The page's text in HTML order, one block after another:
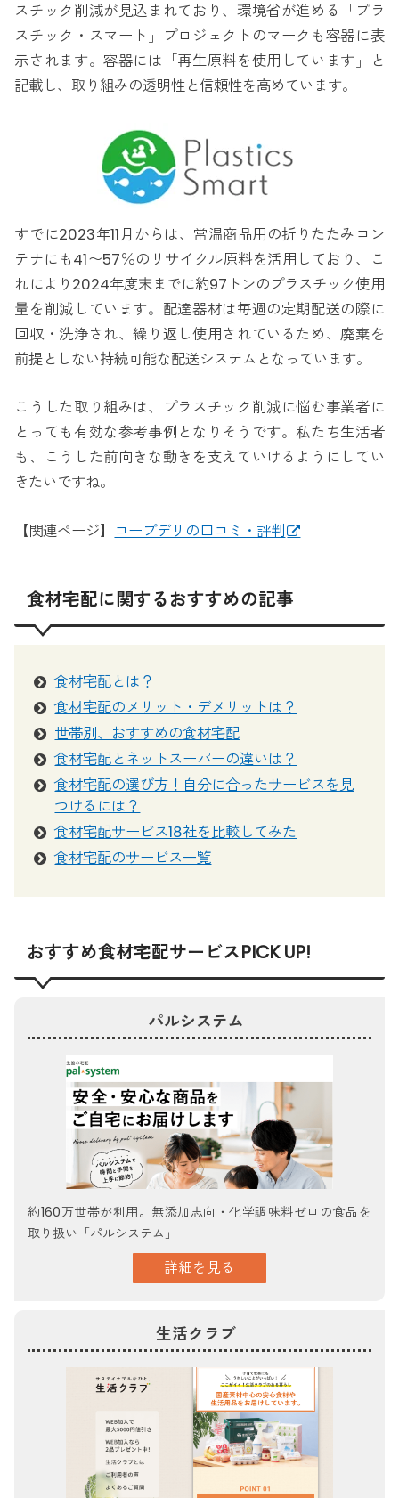
スチック削減が見込まれており、環境省が進める「プラ
スチック・スマート」プロジェクトのマークも容器に表
示されます。容器には「再生原料を使用しています」と
記載し、取り組みの透明性と信頼性を高めています。
すでに2023年11月からは、常温商品用の折りたたみコン
テナにも41〜57％のリサイクル原料を活用しており、こ
れにより2024年度末までに約97トンのプラスチック使用
量を削減しています。配達器材は毎週の定期配送の際に
回収・洗浄され、繰り返し使用されているため、廃棄を
前提としない持続可能な配送システムとなっています。
こうした取り組みは、プラスチック削減に悩む事業者に
とっても有効な参考事例となりそうです。私たち生活者
も、こうした前向きな動きを支えていけるようにしてい
きたいですね。
【関連ページ】 コープデリの口コミ・評判
食材宅配に関するおすすめの記事
食材宅配とは？
食材宅配のメリット・デメリットは？
世帯別、おすすめの食材宅配
食材宅配とネットスーパーの違いは？
食材宅配の選び方！自分に合ったサービスを見
つけるには？
食材宅配サービス18社を比較してみた
食材宅配のサービス一覧
おすすめ食材宅配サービスPICK UP!
パルシステム
約160万世帯が利用。無添加志向・化学調味料ゼロの食品を
取り扱い「パルシステム」
詳細を見る
生活クラブ